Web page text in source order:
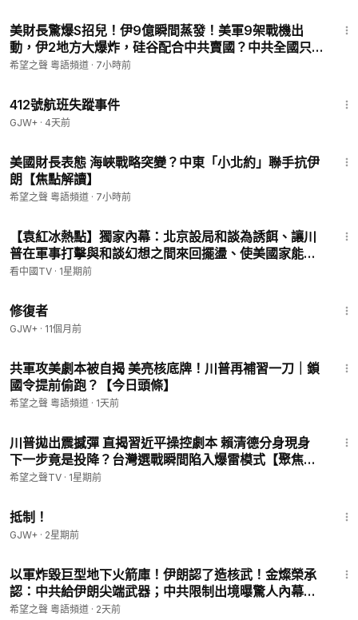
目，傳遞真實的訊息，並通過廣播、網際網路、手機應用等多媒
體組合，以普通話、粵語向美國、澳洲等地播出節目。
感謝您對華人公益媒體的支持！
美財長驚爆S招兒！伊9億瞬間蒸發！美軍9架戰機出
動，伊2地方大爆炸，硅谷配合中共賣國？中共全國只
抓一個人！ 習被逼勸立儲下台？【北美快報】
希望之聲 粵語頻道 · 7小時前
412號航班失蹤事件
GJW+ · 4天前
美國財長表態 海峽戰略突變？中東「小北約」聯手抗伊
朗【焦點解讀】
希望之聲 粵語頻道 · 7小時前
【袁紅冰熱點】獨家內幕：北京設局和談為誘餌、讓川
普在軍事打擊與和談幻想之間來回擺盪、使美國家能量
長期陷伊久拖不絕…中共當下對伊革命衛隊和胡塞武
看中國TV · 1星期前
修復者
GJW+ · 11個月前
共軍攻美劇本被自揭 美亮核底牌！川普再補習一刀｜鎖
國令提前偷跑？【今日頭條】
希望之聲 粵語頻道 · 1天前
川普拋出震撼彈 直揭習近平操控劇本 賴清德分身現身
下一步竟是投降？台灣選戰瞬間陷入爆雷模式【聚焦臺
灣】
希望之聲TV · 1星期前
抵制！
GJW+ · 2星期前
以軍炸毀巨型地下火箭庫！伊朗認了造核武！金燦榮承
認：中共給伊朗尖端武器；中共限制出境曝驚人內幕；
朝鮮導彈部隊秘入俄國【北美快報】
希望之聲 粵語頻道 · 2天前